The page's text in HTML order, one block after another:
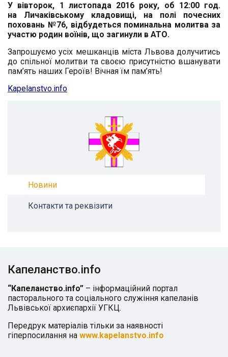
У вівторок, 1 листопада 2016 року, об 12:00 год.
на Личаківському кладовищі, на полі почесних
поховань №76, відбудеться поминальна молитва за
участю родин воїнів, що загинули в АТО.
Запрошуємо усіх мешканців міста Львова долучитись
до спільної молитви та своєю присутністю вшанувати
пам’ять наших Героїв! Вічная їм пам’ять!
Kapelanstvo.info
Новини
Контакти та реквізити
Капеланство.info
“Капеланство.info” – інформаційний портал
пасторального та соціального служіння капеланів
Львівської архиєпархії УГКЦ.
Передрук матеріалів тільки за наявності
гіперпосилання на www.kapelanstvo.info